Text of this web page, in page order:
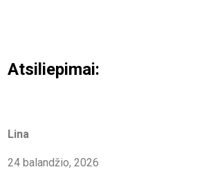
Atsiliepimai:
Lina
24 balandžio, 2026